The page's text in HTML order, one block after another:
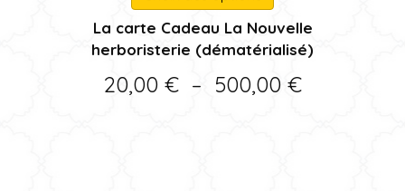
produit
a
plusieurs
Les
La carte Cadeau La Nouvelle
herboristerie (dématérialisé)
20,00 € – 500,00 €Plage